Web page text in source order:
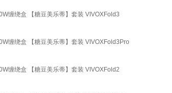
缠绕盒 【糖豆美乐蒂】套装 VIVOXFold3
缠绕盒 【糖豆美乐蒂】套装 VIVOXFold3Pro
缠绕盒 【糖豆美乐蒂】套装 VIVOXFold2